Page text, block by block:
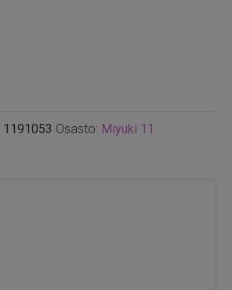
1191053 Osasto: Miyuki 11